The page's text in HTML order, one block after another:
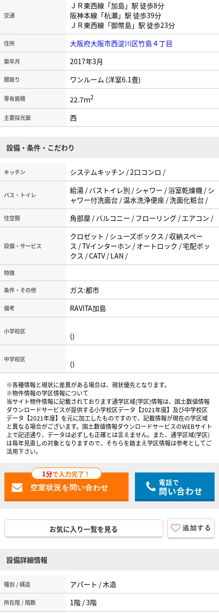
交通
ＪＲ東西線「加島」駅 徒歩8分
阪神本線「杭瀬」駅 徒歩39分
ＪＲ東西線「御幣島」駅 徒歩23分
住所 大阪府大阪市西淀川区竹島４丁目
築年月 2017年3月
間取り ワンルーム (洋室6.1畳)
専有面積 22.7ｍ2
主要採光面 西
設備・条件・こだわり
キッチン システムキッチン / 2口コンロ /
バス・トイレ
給湯 / バストイレ別 / シャワー / 浴室乾燥機 / シ
ャワー付洗面台 / 温水洗浄便座 / 洗面化粧台 /
住空間 角部屋 / バルコニー / フローリング / エアコン /
設備・サービス
クロゼット / シューズボックス / 収納スペー
ス / TVインターホン / オートロック / 宅配ボッ
クス / CATV / LAN /
特徴
条件・その他 ガス:都市
備考 RAVITA加島
小学校区 ()
中学校区 ()
※各種情報と現状に差異がある場合は、現状優先となります。
※物件情報の学区情報について
当サイト物件情報に記載されております通学区域(学区)情報は、国土数値情報
ダウンロードサービスが提供する小学校区データ【2021年度】及び中学校区
データ【2021年度】を元に加工したものですので、記載情報が現在の学区域
と異なる場合がございます。国土数値情報ダウンロードサービスのWEBサイト
上で記述通り、データは必ずしも正確とは言えません。また、通学区域(学区)
は毎年見直しの対象となりますので、そちらを踏まえ学区情報は参考としてご
活用下さい。
1分で入力完了！
電話で
問い合わせ
お気に入り一覧を見る
設備詳細情報
種別 / 構造 アパート / 木造
所在階 / 階数 1階 / 3階